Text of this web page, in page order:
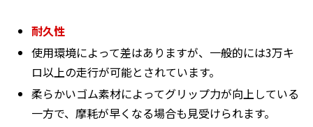
耐久性
使用環境によって差はありますが、一般的には3万キ
ロ以上の走行が可能とされています。
柔らかいゴム素材によってグリップ力が向上している
一方で、摩耗が早くなる場合も見受けられます。